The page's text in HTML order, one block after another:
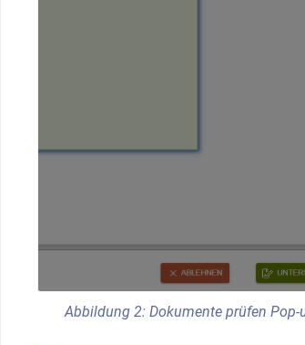
Abbildung 2: Dokumente prüfen Pop-